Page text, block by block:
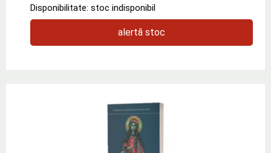
Disponibilitate: stoc indisponibil
alertă stoc